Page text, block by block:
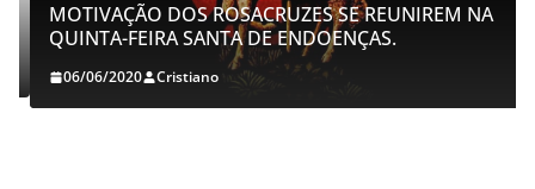
MOTIVAÇÃO DOS ROSACRUZES SE REUNIREM NA
QUINTA-FEIRA SANTA DE ENDOENÇAS.
06/06/2020 Cristiano